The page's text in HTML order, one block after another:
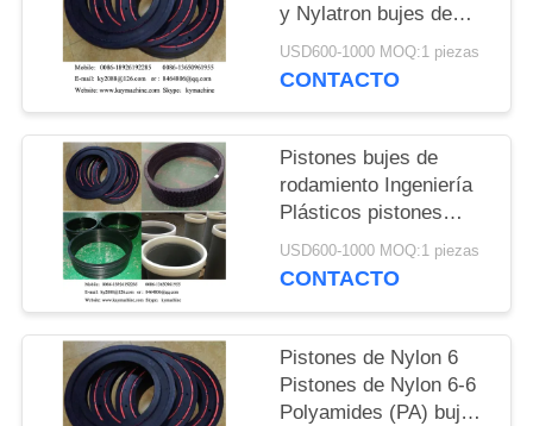
y Nylatron bujes de
rodamientos China
fabricante China
USD600-1000 MOQ:1 piezas
CONTACTO
Pistones bujes de
rodamiento Ingeniería
Plásticos pistones
bujes de rodamiento
China fabricante China
USD600-1000 MOQ:1 piezas
CONTACTO
Pistones de Nylon 6
Pistones de Nylon 6-6
Polyamides (PA) bujes